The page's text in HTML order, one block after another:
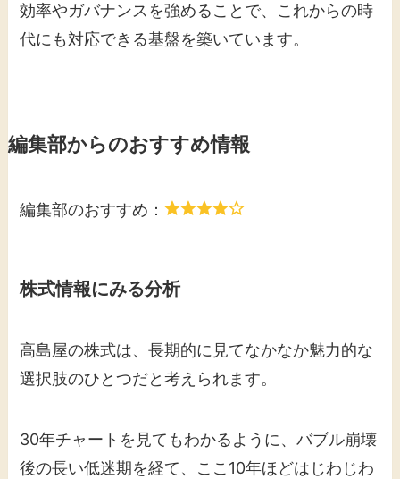
効率やガバナンスを強めることで、これからの時
代にも対応できる基盤を築いています。
編集部からのおすすめ情報
編集部のおすすめ：
株式情報にみる分析
高島屋の株式は、長期的に見てなかなか魅力的な
選択肢のひとつだと考えられます。
30年チャートを見てもわかるように、バブル崩壊
後の長い低迷期を経て、ここ10年ほどはじわじわ